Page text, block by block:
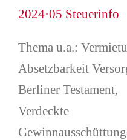
2024·05 Steuerinfo
Thema u.a.:
Absetzbarkeit
Berliner Testament,
Verdeckte